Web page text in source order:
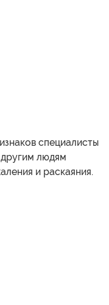
специалисты
людям
и раскаяния.